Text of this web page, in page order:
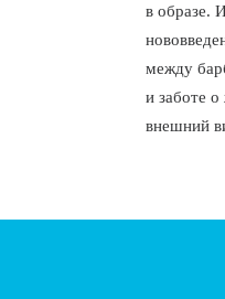
в образе.
между
и заботе
внешний